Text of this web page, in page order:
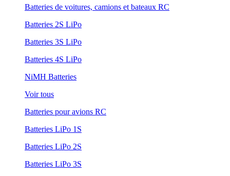
Batteries de voitures, camions et bateaux RC
Batteries 2S LiPo
Batteries 3S LiPo
Batteries 4S LiPo
NiMH Batteries
Voir tous
Batteries pour avions RC
Batteries LiPo 1S
Batteries LiPo 2S
Batteries LiPo 3S